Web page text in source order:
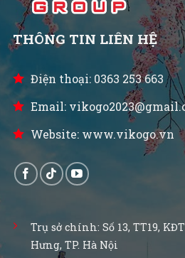
THÔNG TIN LIÊN HỆ
Điện thoại: 0363 253 663
Email:
Website: www.vikogo.vn
Trụ sở chính: Số 13, TT19,
Hưng, TP. Hà Nội